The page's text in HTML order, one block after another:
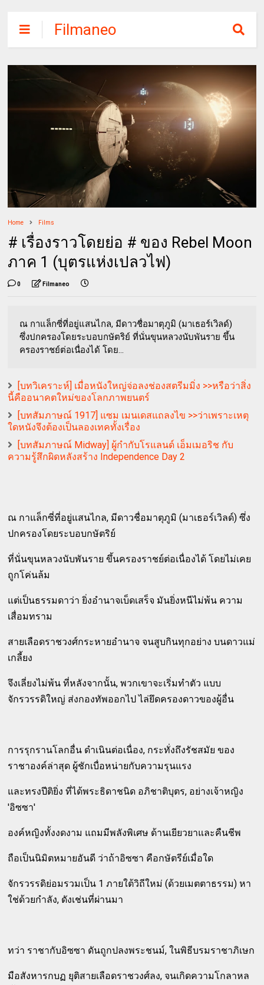
Filmaneo
Home Films
# เรื่องราวโดยย่อ # ของ Rebel Moon
ภาค 1 (บุตรแห่งเปลวไฟ)
0 Filmaneo
ณ กาแล็กซี่ที่อยู่แสนไกล, มีดาวชื่อมาตุภูมิ (มาเธอร์เวิลด์)
ซึ่งปกครองโดยระบอบกษัตริย์ ที่นั่นขุนหลวงนับพันราย ขึ้น
ครองราชย์ต่อเนื่องได้ โดย...
[บทวิเคราะห์] เมื่อหนังใหญ่จ่อลงช่องสตรีมมิ่ง >>หรือว่าสิ่ง
นี้คืออนาคตใหม่ของโลกภาพยนตร์
[บทสัมภาษณ์ 1917] แซม เมนเดสแถลงไข >>ว่าเพราะเหตุ
ใดหนังจึงต้องเป็นลองเทคทั้งเรื่อง
[บทสัมภาษณ์ Midway] ผู้กำกับโรแลนด์ เอ็มเมอริช กับ
ความรู้สึกผิดหลังสร้าง Independence Day 2
ณ กาแล็กซี่ที่อยู่แสนไกล, มีดาวชื่อมาตุภูมิ (มาเธอร์เวิลด์) ซึ่ง
ปกครองโดยระบอบกษัตริย์
ที่นั่นขุนหลวงนับพันราย ขึ้นครองราชย์ต่อเนื่องได้ โดยไม่เคย
ถูกโค่นล้ม
แต่เป็นธรรมดาว่า ยิ่งอำนาจเบ็ดเสร็จ มันยิ่งหนีไม่พ้น ความ
เสื่อมทราม
สายเลือดราชวงศ์กระหายอำนาจ จนสูบกินทุกอย่าง บนดาวแม่
เกลี้ยง
จึงเลี่ยงไม่พ้น ที่หลังจากนั้น, พวกเขาจะเริ่มทำตัว แบบ
จักรวรรดิใหญ่ ส่งกองทัพออกไป ไล่ยึดครองดาวของผู้อื่น
การรุกรานโลกอื่น ดำเนินต่อเนื่อง, กระทั่งถึงรัชสมัย ของ
ราชาองค์ล่าสุด ผู้ชักเบื่อหน่ายกับความรุนแรง
และทรงปีติยิ่ง ที่ได้พระธิดาชนิด อภิชาติบุตร, อย่างเจ้าหญิง
'อิซซา'
องค์หญิงทั้งงดงาม แถมมีพลังพิเศษ ด้านเยียวยาและคืนชีพ
ถือเป็นนิมิตหมายอันดี ว่าถ้าอิซซา คือกษัตรีย์เมื่อใด
จักรวรรดิย่อมรวมเป็น 1 ภายใต้วิถีใหม่ (ด้วยเมตตาธรรม) หา
ใช่ด้วยกำลัง, ดังเช่นที่ผ่านมา
ทว่า ราชากับอิซซา ดันถูกปลงพระชนม์, ในพิธีบรมราชาภิเษก
มือสังหารกบฏ ยุติสายเลือดราชวงศ์ลง, จนเกิดความโกลาหล